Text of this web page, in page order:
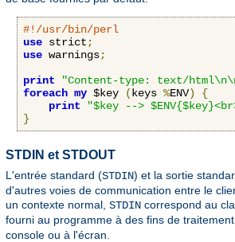
#!/usr/bin/perl
use strict;
use warnings;
print
"Content-type: text/
foreach my $key (keys %ENV)
{
print
"$key -->
}
STDIN et STDOUT
L'entrée standard (STDIN) et la sortie
d'autres voies de communication entre le
un contexte normal, STDIN correspond au
fourni au programme à des fins de
console ou à l'écran.